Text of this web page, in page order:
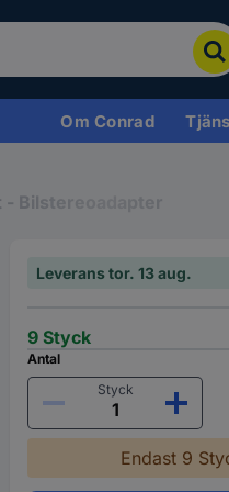
Om Conrad
Bilstereoadapter
Leverans tor. 13 aug.
9 Styck
Antal
Styck
Endast 9